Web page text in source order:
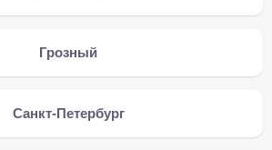
Грозный
Санкт-Петербург